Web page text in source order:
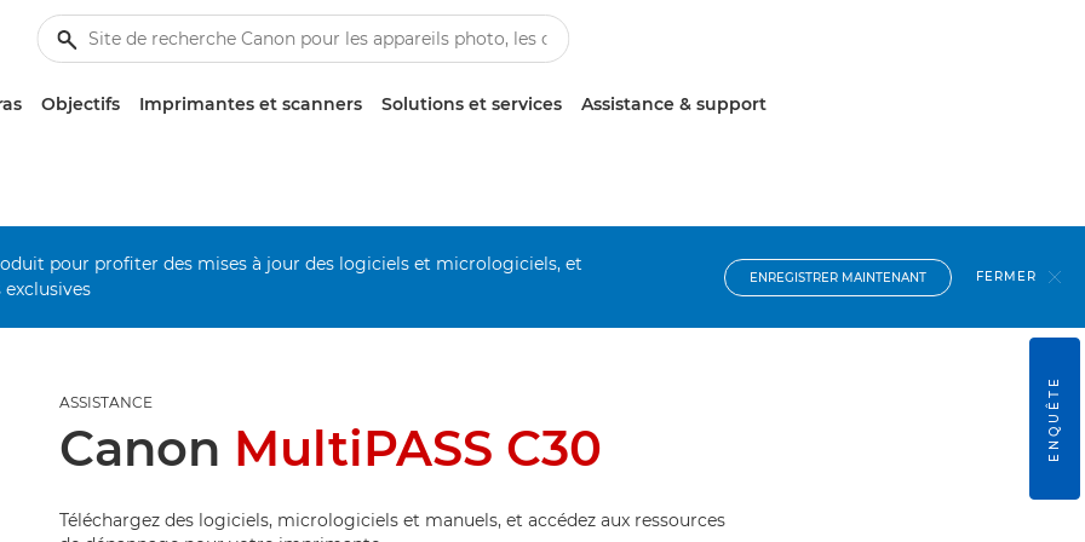
Objectifs Imprimantes et scanners Solutions et services Assistance & support
pour profiter des mises à jour des logiciels et micrologiciels, et
ENREGISTRER MAINTENANT FERMER
ASSISTANCE
Canon MultiPASS C30
Téléchargez des logiciels, micrologiciels et manuels, et accédez aux ressources
ENQUÊTE